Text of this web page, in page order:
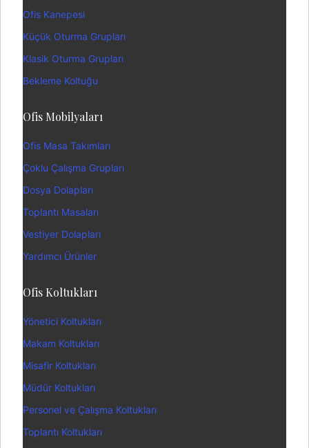
Ofis Kanepesi
Küçük Oturma Grupları
Klasik Oturma Grupları
Bekleme Koltuğu
Ofis Mobilyaları
Ofis Masa Takımları
Çoklu Çalışma Grupları
Dosya Dolapları
Toplantı Masaları
Vestiyer Dolapları
Yardımcı Ürünler
Ofis Koltukları
Yönetici Koltukları
Makam Koltukları
Misafir Koltukları
Müdür Koltukları
Personel ve Çalışma Koltukları
Toplantı Koltukları